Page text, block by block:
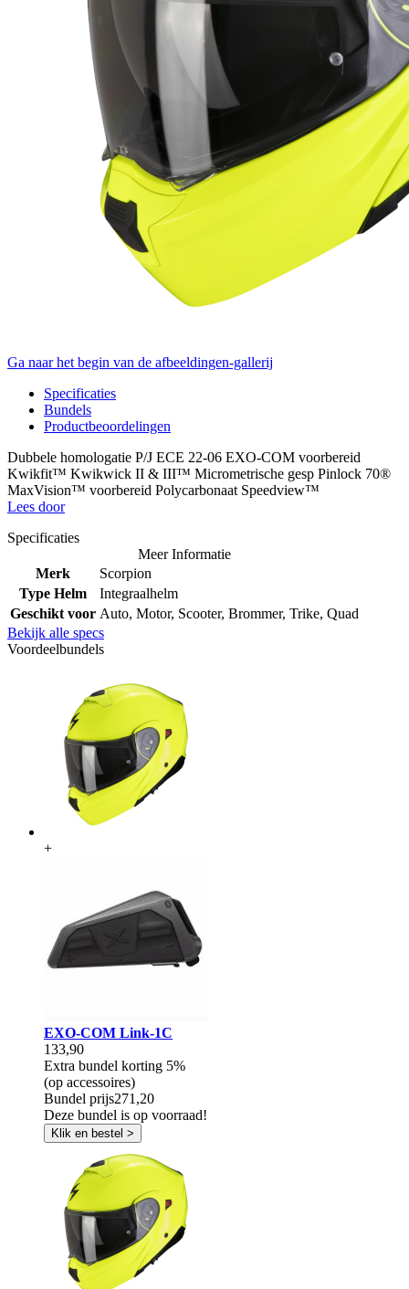
Ga naar het begin van de afbeeldingen-gallerij
Specificaties
Bundels
Productbeoordelingen
Dubbele homologatie P/J ECE 22-06 EXO-COM voorbereid
Kwikfit™ Kwikwick II & III™ Micrometrische gesp Pinlock 70®
MaxVision™ voorbereid Polycarbonaat Speedview™
Lees door
Specificaties
Meer Informatie
Merk
Scorpion
Type Helm
Integraalhelm
Geschikt voor Auto, Motor, Scooter, Brommer, Trike, Quad
Bekijk alle specs
Voordeelbundels
+
EXO-COM Link-1C
133,90
Extra bundel korting 5%
(op accessoires)
Bundel prijs271,20
Deze bundel is op voorraad!
Klik en bestel >